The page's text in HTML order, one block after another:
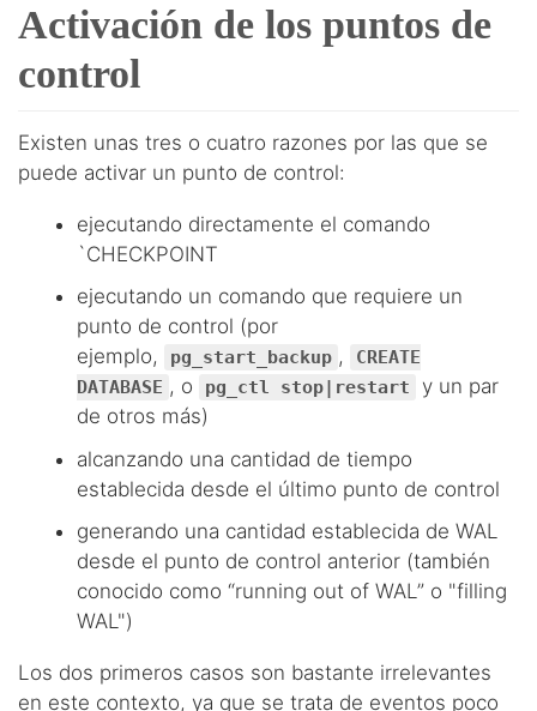
Activación de los puntos de
control
Existen unas tres o cuatro razones por las que se
puede activar un punto de control:
ejecutando directamente el comando
`CHECKPOINT
ejecutando un comando que requiere un
punto de control (por
ejemplo,
pg_start_backup ,
CREATE
DATABASE , o pg_ctl stop|restart
y un par
de otros más)
alcanzando una cantidad de tiempo
establecida desde el último punto de control
generando una cantidad establecida de WAL
desde el punto de control anterior (también
conocido como “running out of WAL” o "filling
WAL")
Los dos primeros casos son bastante irrelevantes
en este contexto, ya que se trata de eventos poco